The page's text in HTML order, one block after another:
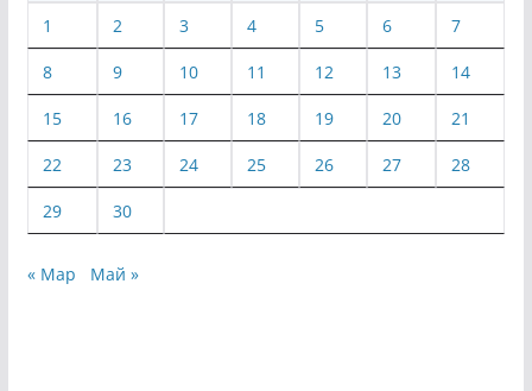
1 2 3 4 5 6 7
8 9 10 11 12 13 14
15 16 17 18 19 20 21
22 23 24 25 26 27 28
29 30
« Мар Май »